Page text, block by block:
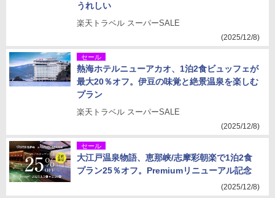
うれしい
楽天トラベル スーパーSALE
(2025/12/8)
セール
熱海ホテルニューアカオ、1泊2食ビュッフェが
最大20％オフ。伊豆の味覚と絶景温泉を楽しむ
プラン
楽天トラベル スーパーSALE
(2025/12/8)
セール
大江戸温泉物語、恵那峡/志摩彩朝楽で1泊2食
プラン25％オフ。Premiumリニューアル記念
(2025/12/8)